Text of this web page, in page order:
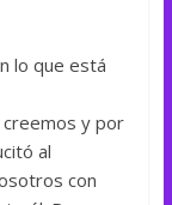
lo que está
y por
al
con